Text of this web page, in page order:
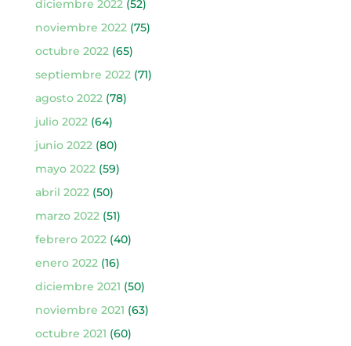
diciembre 2022(52)
noviembre 2022(75)
octubre 2022(65)
septiembre 2022(71)
agosto 2022(78)
julio 2022(64)
junio 2022(80)
mayo 2022(59)
abril 2022(50)
marzo 2022(51)
febrero 2022(40)
enero 2022(16)
diciembre 2021 (50)
noviembre 2021 (63)
octubre 2021 (60)